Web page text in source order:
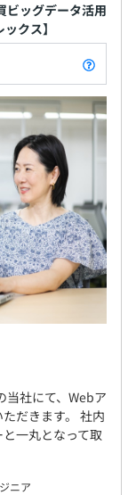
ッグデータ活用
クス】
当社にて、Webア
だきます。 社内
一丸となって取
ニア